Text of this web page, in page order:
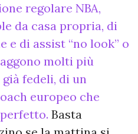
regolare NBA,
da casa propria, di
e di assist “no look” o
molti più
fedeli, di un
europeo che
Basta